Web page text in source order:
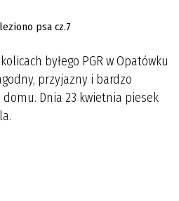
byłego PGR w Opatówku
przyjazny i bardzo
Dnia 23 kwietnia piesek